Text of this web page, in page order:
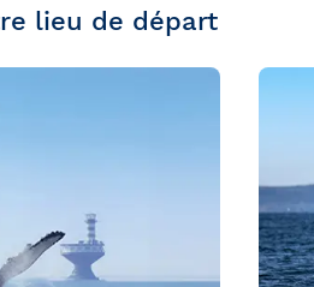
lieu de départ